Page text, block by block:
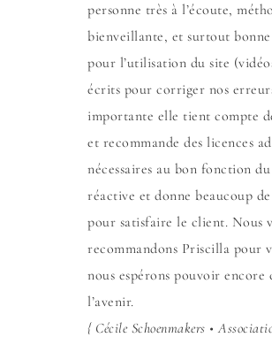
personne très à l’écoute,
bienveillante, et surtout bonne
pour l’utilisation du site
écrits pour corriger nos
importante elle tient compte
et recommande des licences
nécessaires au bon fonction
réactive et donne beaucoup de
pour satisfaire le client. Nous
recommandons Priscilla pour
nous espérons pouvoir encore
l’avenir.
{ Cécile Schoenmakers •